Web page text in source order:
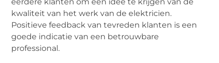
kwaliteit van het werk van de elektricien.
Positieve feedback van tevreden klanten is een
goede indicatie van een betrouwbare
professional.